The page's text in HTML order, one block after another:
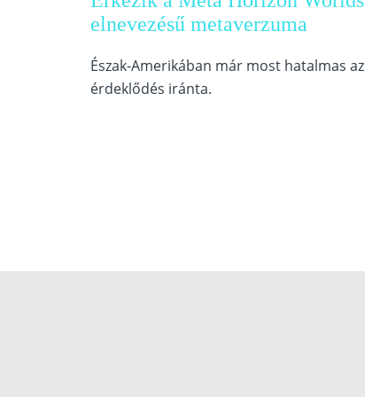
elnevezésű metaverzuma
Észak-Amerikában már most hatalmas az
érdeklődés iránta.